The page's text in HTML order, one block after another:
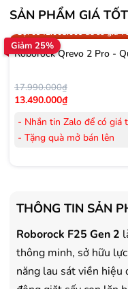
SẢN PHẨM GIÁ TỐT
Giảm 25%
Trợ giá 300.000đ
Gọi 0942.008.009 để có giá
Roborock Qrevo 2 Pro -
17.990.000₫
13.490.000₫
- Nhắn tin Zalo để có giá
- Tặng quà mở bán lên
- Tặng Voucher trị giá
mua Máy lọc Không khí
- Cam kết hàng mới
- Lắp đặt, HDSD tại nhà
Hà Nội, Hồ Chí Minh
- Vận chuyển Toàn Quốc.
THÔNG TIN SẢN
Roborock F25 Gen 2
thông minh, sở hữu
năng lau sát viền hiệu